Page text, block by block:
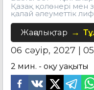
Қазақ қолөнері мен
қалай әлеуметтік
Жаңалықтар
06 сәуір, 2027 |
2 мин. - оқу уақыты